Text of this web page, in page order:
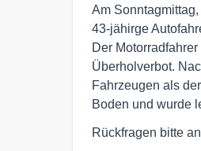
Am
43-jähirge
Der
Überholverbot.
Fahrzeugen als
Boden und wurde
Rückfragen bitte